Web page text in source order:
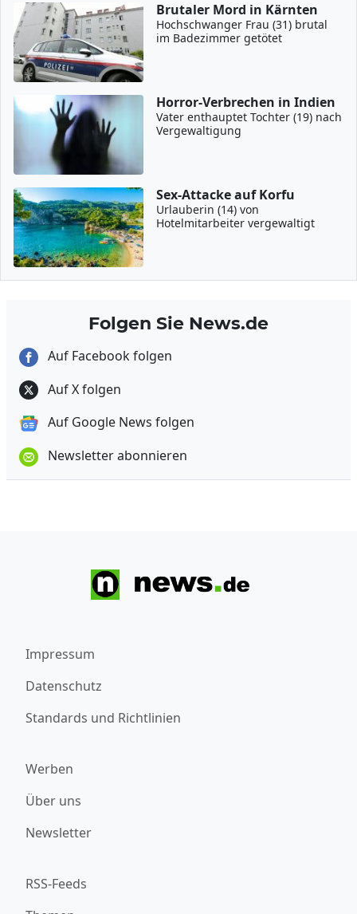
Brutaler Mord in Kärnten
Hochschwanger Frau (31) brutal
im Badezimmer getötet
Horror-Verbrechen in Indien
Vater enthauptet Tochter (19) nach
Vergewaltigung
Sex-Attacke auf Korfu
Urlauberin (14) von
Hotelmitarbeiter vergewaltigt
Folgen Sie News.de
Auf Facebook folgen
Auf X folgen
Auf Google News folgen
Newsletter abonnieren
Impressum
Datenschutz
Standards und Richtlinien
Werben
Über uns
Newsletter
RSS-Feeds